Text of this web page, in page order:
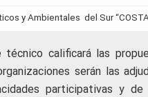
y Ambientales del Sur
técnico calificará las
serán las
participativas y